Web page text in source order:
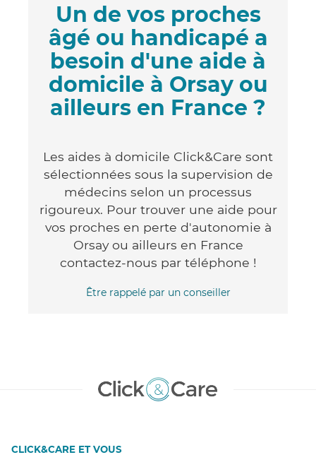
Un de vos proches
âgé ou handicapé a
besoin d'une aide à
domicile à Orsay ou
ailleurs en France ?
Les aides à domicile Click&Care sont
sélectionnées sous la supervision de
médecins selon un processus
rigoureux. Pour trouver une aide pour
vos proches en perte d'autonomie à
Orsay ou ailleurs en France
contactez-nous par téléphone !
Être rappelé par un conseiller
CLICK&CARE ET VOUS